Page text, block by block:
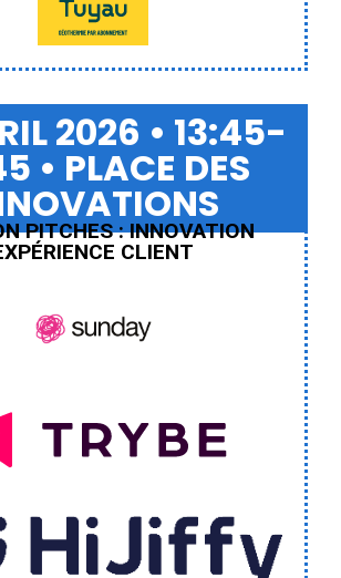
2026 • 13:45-
• PLACE DES
PITCHES : INNOVATION
CLIENT
Sunday
Trybe